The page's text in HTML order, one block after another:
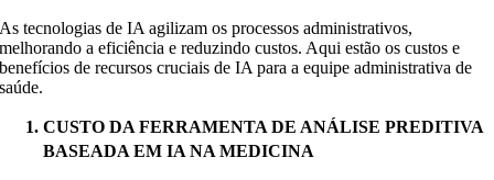
As tecnologias de IA agilizam os processos administrativos,
melhorando a eficiência e reduzindo custos. Aqui estão os custos e
benefícios de recursos cruciais de IA para a equipe administrativa de
saúde.
CUSTO DA FERRAMENTA DE ANÁLISE PREDITIVA
BASEADA EM IA NA MEDICINA